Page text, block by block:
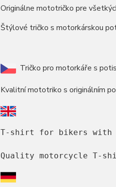
Originálne mototričko pre
Štýlové tričko s motorkárskou
Tričko pro motorkáře s
Kvalitní mototriko s originálním
T-shirt for bikers
Quality motorcycle T-